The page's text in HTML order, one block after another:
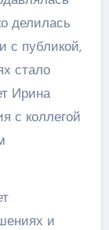
делилась
с публикой,
стало
Ирина
с коллегой
и